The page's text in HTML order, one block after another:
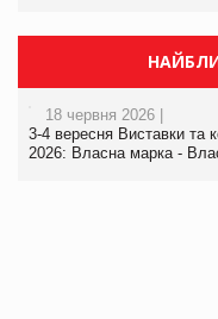
18 червня 2026 |
3-4 вересня Виставки та
2026: Власна марка -